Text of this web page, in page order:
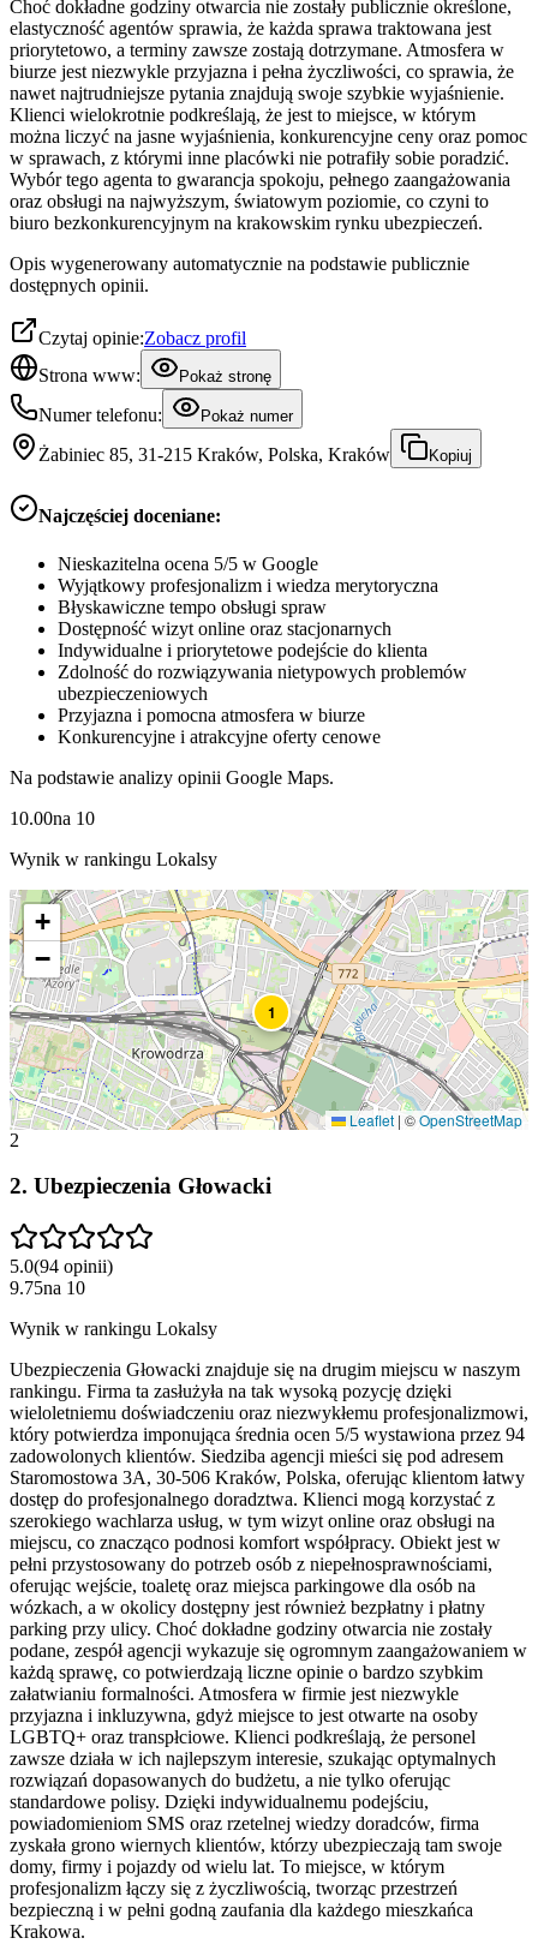
Choć dokładne godziny otwarcia nie zostały publicznie określone,
elastyczność agentów sprawia, że każda sprawa traktowana jest
priorytetowo, a terminy zawsze zostają dotrzymane. Atmosfera w
biurze jest niezwykle przyjazna i pełna życzliwości, co sprawia, że
nawet najtrudniejsze pytania znajdują swoje szybkie wyjaśnienie.
Klienci wielokrotnie podkreślają, że jest to miejsce, w którym
można liczyć na jasne wyjaśnienia, konkurencyjne ceny oraz pomoc
w sprawach, z którymi inne placówki nie potrafiły sobie poradzić.
Wybór tego agenta to gwarancja spokoju, pełnego zaangażowania
oraz obsługi na najwyższym, światowym poziomie, co czyni to
biuro bezkonkurencyjnym na krakowskim rynku ubezpieczeń.
Opis wygenerowany automatycznie na podstawie publicznie
dostępnych opinii.
Czytaj opinie:Zobacz profil
Strona www:
Pokaż stronę
Numer telefonu: Pokaż numer
Żabiniec 85, 31-215 Kraków, Polska, Kraków Kopiuj
Najczęściej doceniane:
Nieskazitelna ocena 5/5 w Google
Wyjątkowy profesjonalizm i wiedza merytoryczna
Błyskawiczne tempo obsługi spraw
Dostępność wizyt online oraz stacjonarnych
Indywidualne i priorytetowe podejście do klienta
Zdolność do rozwiązywania nietypowych problemów
ubezpieczeniowych
Przyjazna i pomocna atmosfera w biurze
Konkurencyjne i atrakcyjne oferty cenowe
Na podstawie analizy opinii Google Maps.
10.00na 10
Wynik w rankingu Lokalsy
1
+
−
Leaflet | ©OpenStreetMap
2
2. Ubezpieczenia Głowacki
5.0(94 opinii)
9.75na 10
Wynik w rankingu Lokalsy
Ubezpieczenia Głowacki znajduje się na drugim miejscu w naszym
rankingu. Firma ta zasłużyła na tak wysoką pozycję dzięki
wieloletniemu doświadczeniu oraz niezwykłemu profesjonalizmowi,
który potwierdza imponująca średnia ocen 5/5 wystawiona przez 94
zadowolonych klientów. Siedziba agencji mieści się pod adresem
Staromostowa 3A, 30-506 Kraków, Polska, oferując klientom łatwy
dostęp do profesjonalnego doradztwa. Klienci mogą korzystać z
szerokiego wachlarza usług, w tym wizyt online oraz obsługi na
miejscu, co znacząco podnosi komfort współpracy. Obiekt jest w
pełni przystosowany do potrzeb osób z niepełnosprawnościami,
oferując wejście, toaletę oraz miejsca parkingowe dla osób na
wózkach, a w okolicy dostępny jest również bezpłatny i płatny
parking przy ulicy. Choć dokładne godziny otwarcia nie zostały
podane, zespół agencji wykazuje się ogromnym zaangażowaniem w
każdą sprawę, co potwierdzają liczne opinie o bardzo szybkim
załatwianiu formalności. Atmosfera w firmie jest niezwykle
przyjazna i inkluzywna, gdyż miejsce to jest otwarte na osoby
LGBTQ+ oraz transpłciowe. Klienci podkreślają, że personel
zawsze działa w ich najlepszym interesie, szukając optymalnych
rozwiązań dopasowanych do budżetu, a nie tylko oferując
standardowe polisy. Dzięki indywidualnemu podejściu,
powiadomieniom SMS oraz rzetelnej wiedzy doradców, firma
zyskała grono wiernych klientów, którzy ubezpieczają tam swoje
domy, firmy i pojazdy od wielu lat. To miejsce, w którym
profesjonalizm łączy się z życzliwością, tworząc przestrzeń
bezpieczną i w pełni godną zaufania dla każdego mieszkańca
Krakowa.